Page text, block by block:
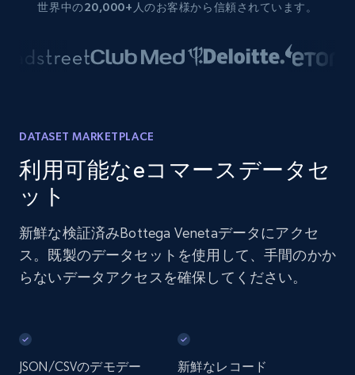
世界中の20,000+人のお客様から信頼されています。
DATASET MARKETPLACE
利用可能なeコマースデータセ
ット
新鮮な検証済みBottega Venetaデータにアクセ
ス。既製のデータセットを使用して、手間のかか
らないデータアクセスを確保してください。
JSON/CSVのデモデー
新鮮なレコード